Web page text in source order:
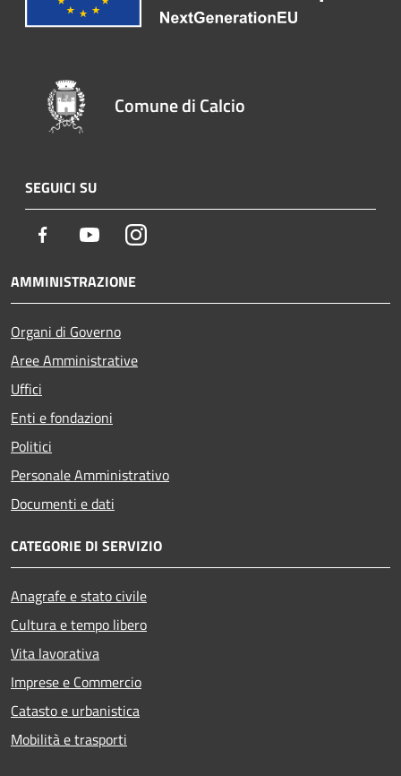
Comune di Calcio
SEGUICI SU
Facebook YoutubeInstagram
AMMINISTRAZIONE
Organi di Governo
Aree Amministrative
Uffici
Enti e fondazioni
Politici
Personale Amministrativo
Documenti e dati
CATEGORIE DI SERVIZIO
Anagrafe e stato civile
Cultura e tempo libero
Vita lavorativa
Imprese e Commercio
Catasto e urbanistica
Mobilità e trasporti